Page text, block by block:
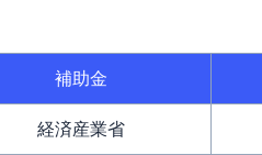
補助金
経済産業省